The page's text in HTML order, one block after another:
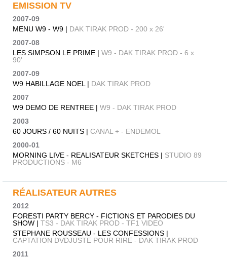
EMISSION TV
2007-09
MENU W9 - W9 | DAK TIRAK PROD - 200 x 26'
2007-08
LES SIMPSON LE PRIME | W9 - DAK TIRAK PROD - 6 x
90'
2007-09
W9 HABILLAGE NOEL | DAK TIRAK PROD
2007
W9 DEMO DE RENTREE | W9 - DAK TIRAK PROD
2003
60 JOURS / 60 NUITS | CANAL + - ENDEMOL
2000-01
MORNING LIVE - REALISATEUR SKETCHES | STUDIO 89
PRODUCTIONS - M6
RÉALISATEUR AUTRES
2012
FORESTI PARTY BERCY - FICTIONS ET PARODIES DU
SHOW | TS3 - DAK TIRAK PROD - TF1 VIDEO
STEPHANE ROUSSEAU - LES CONFESSIONS |
CAPTATION DVDJUSTE POUR RIRE - DAK TIRAK PROD
2011